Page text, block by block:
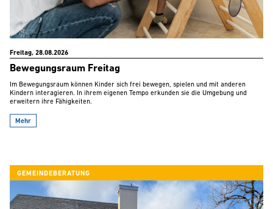
Freitag, 28.08.2026
Bewegungsraum Freitag
Im Bewegungsraum können Kinder sich frei bewegen, spielen und mit anderen
Kindern interagieren. In ihrem eigenen Tempo erkunden sie die Umgebung und
erweitern ihre Fähigkeiten.
Mehr
GEMEINDEBERATUNG